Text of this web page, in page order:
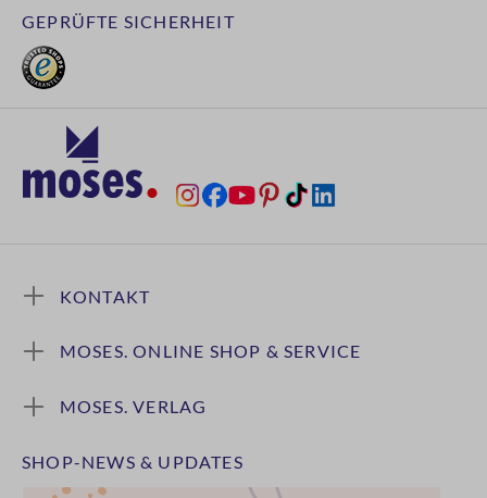
GEPRÜFTE SICHERHEIT
KONTAKT
MOSES. ONLINE SHOP & SERVICE
MOSES. VERLAG
SHOP-NEWS & UPDATES